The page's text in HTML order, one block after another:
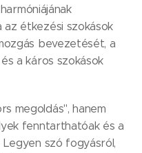
étkezési szokások
bevezetését, a
a káros szokások
megoldás", hanem
fenntarthatóak és a
Legyen szó fogyásról,